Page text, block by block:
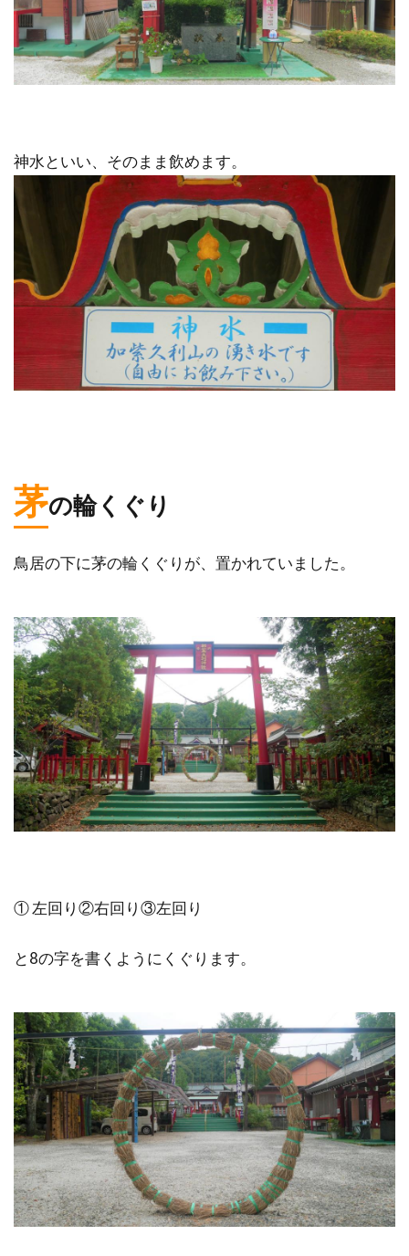
神水といい、そのまま飲めます。
茅の輪くぐり
鳥居の下に茅の輪くぐりが、置かれていました。
① 左回り②右回り③左回り
と8の字を書くようにくぐります。